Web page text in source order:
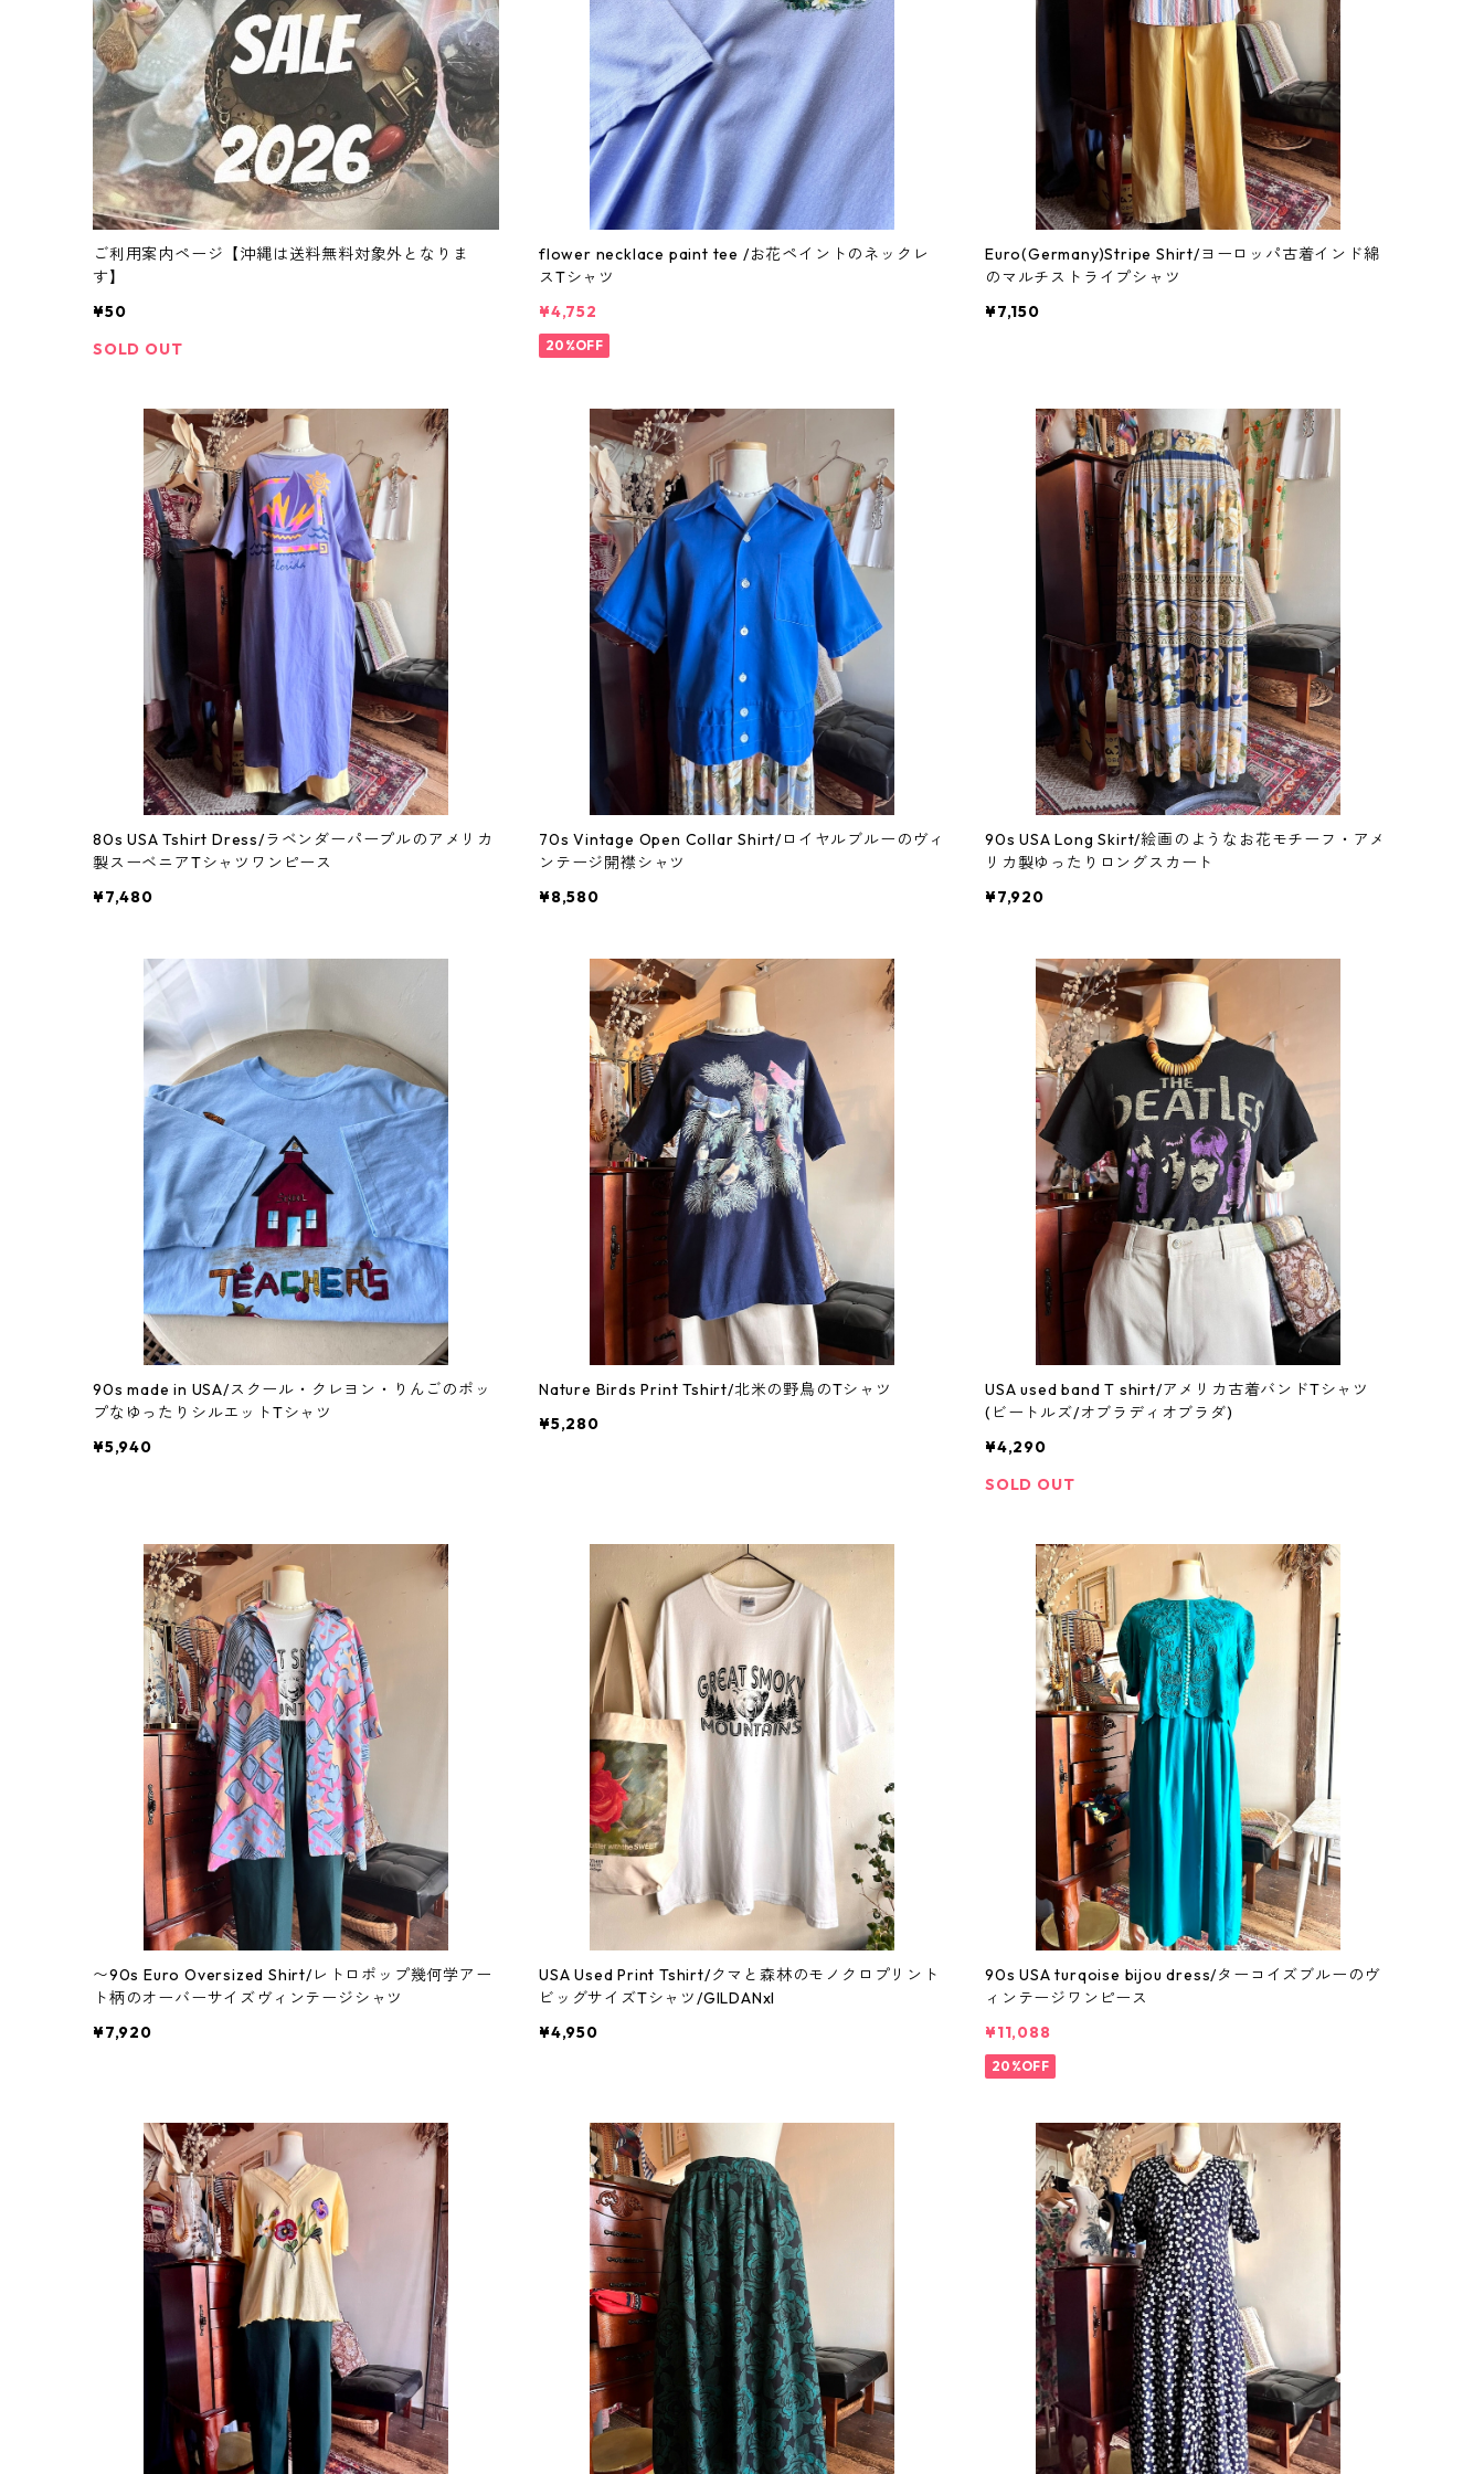
ご利用案内ページ【沖縄は送料無料対象外となりま
す】
¥50
SOLD OUT
flower necklace paint tee /お花ペイントのネックレ
スTシャツ
¥4,752
20%OFF
Euro(Germany)Stripe Shirt/ヨーロッパ古着インド綿
のマルチストライプシャツ
¥7,150
80s USA Tshirt Dress/ラベンダーパープルのアメリカ
製スーベニアTシャツワンピース
¥7,480
70s Vintage Open Collar Shirt/ロイヤルブルーのヴィ
ンテージ開襟シャツ
¥8,580
90s USA Long Skirt/絵画のようなお花モチーフ・アメ
リカ製ゆったりロングスカート
¥7,920
90s made in USA/スクール・クレヨン・りんごのポッ
プなゆったりシルエットTシャツ
¥5,940
Nature Birds Print Tshirt/北米の野鳥のTシャツ
¥5,280
USA used band T shirt/アメリカ古着バンドTシャツ
(ビートルズ/オブラディオブラダ)
¥4,290
SOLD OUT
〜90s Euro Oversized Shirt/レトロポップ幾何学アー
ト柄のオーバーサイズヴィンテージシャツ
¥7,920
USA Used Print Tshirt/クマと森林のモノクロプリント
ビッグサイズTシャツ/GILDANxl
¥4,950
90s USA turqoise bijou dress/ターコイズブルーのヴ
ィンテージワンピース
¥11,088
20%OFF